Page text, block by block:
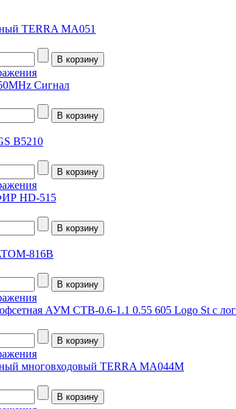
TERRA MA051
Сигнал
В5210
HD-515
816B
АУМ CTB-0.6-1.1 0.55 605 Logo St с
многовходовый TERRA MA044M